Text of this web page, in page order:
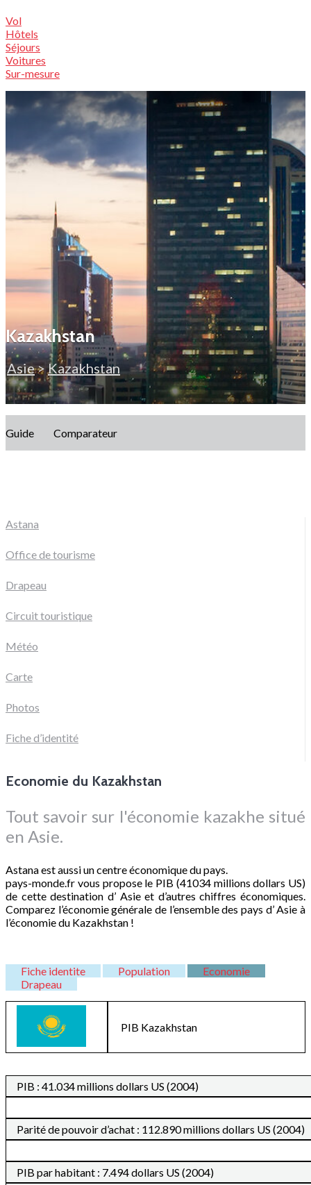
Vol
Hôtels
Séjours
Voitures
Sur-mesure
Kazakhstan
Asie>Kazakhstan
Guide Comparateur
Astana
Office de tourisme
Drapeau
Circuit touristique
Météo
Carte
Photos
Fiche d’identité
Economie du Kazakhstan
Tout savoir sur l'économie kazakhe situé
en Asie.
Astana est aussi un centre économique du pays.
pays-monde.fr vous propose le PIB (41034 millions dollars US)
de cette destination d’ Asie et d’autres chiffres économiques.
Comparez l’économie générale de l’ensemble des pays d’ Asie à
l’économie du Kazakhstan !
Fiche identite Population
Economie
Drapeau
PIB Kazakhstan
PIB : 41.034 millions dollars US (2004)
Parité de pouvoir d’achat : 112.890 millions dollars US (2004)
PIB par habitant : 7.494 dollars US (2004)